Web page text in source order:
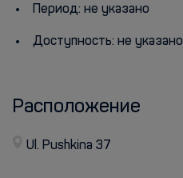
Период: не указано
Доступность: не указано
Расположение
Ul. Pushkina 37